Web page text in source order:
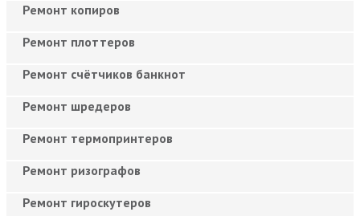
Ремонт копиров
Ремонт плоттеров
Ремонт счётчиков банкнот
Ремонт шредеров
Ремонт термопринтеров
Ремонт ризографов
Ремонт гироскутеров